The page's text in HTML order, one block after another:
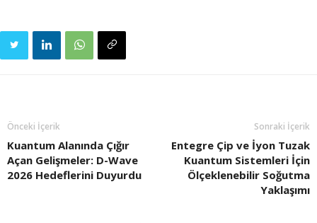
Önceki İçerik
Kuantum Alanında Çığır
Açan Gelişmeler: D-Wave
2026 Hedeflerini Duyurdu
Sonraki İçerik
Entegre Çip ve İyon Tuzak
Kuantum Sistemleri İçin
Ölçeklenebilir Soğutma
Yaklaşımı